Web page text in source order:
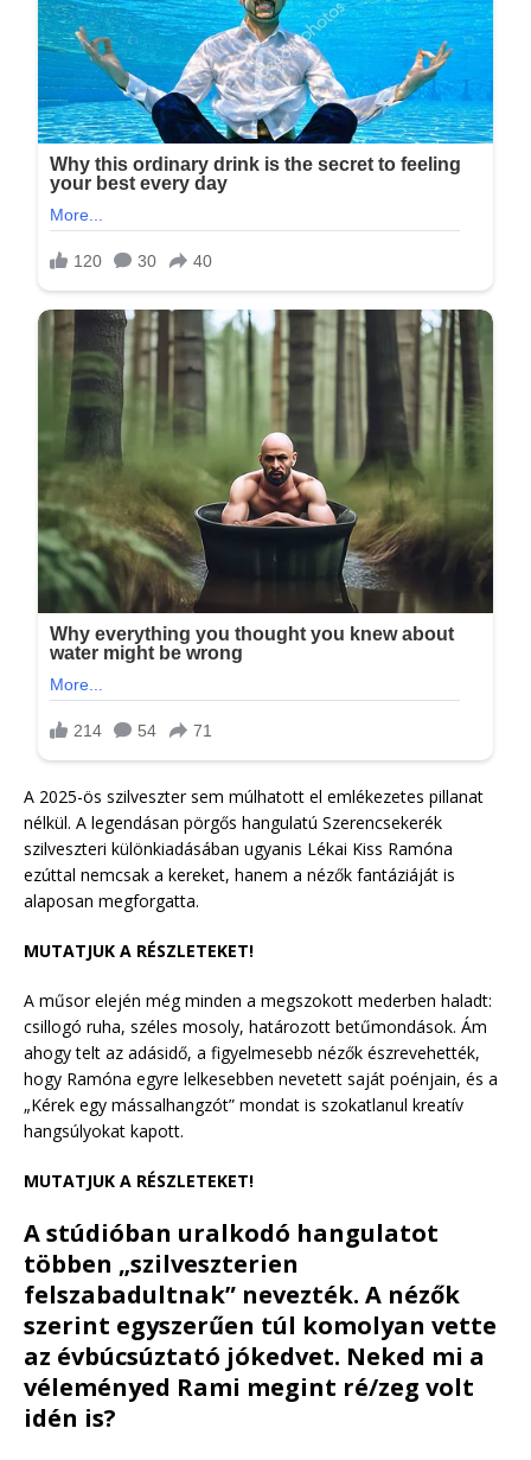
A 2025-ös szilveszter sem múlhatott el emlékezetes pillanat
nélkül. A legendásan pörgős hangulatú Szerencsekerék
szilveszteri különkiadásában ugyanis Lékai Kiss Ramóna
ezúttal nemcsak a kereket, hanem a nézők fantáziáját is
alaposan megforgatta.
MUTATJUK A RÉSZLETEKET!
A műsor elején még minden a megszokott mederben haladt:
csillogó ruha, széles mosoly, határozott betűmondások. Ám
ahogy telt az adásidő, a figyelmesebb nézők észrevehették,
hogy Ramóna egyre lelkesebben nevetett saját poénjain, és a
„Kérek egy mássalhangzót” mondat is szokatlanul kreatív
hangsúlyokat kapott.
MUTATJUK A RÉSZLETEKET!
A stúdióban uralkodó hangulatot
többen „szilveszterien
felszabadultnak” nevezték. A nézők
szerint egyszerűen túl komolyan vette
az évbúcsúztató jókedvet. Neked mi a
véleményed Rami megint ré/zeg volt
idén is?